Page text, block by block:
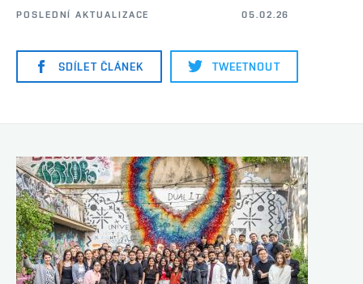
POSLEDNÍ AKTUALIZACE
05.02.26
SDÍLET ČLÁNEK TWEETNOUT